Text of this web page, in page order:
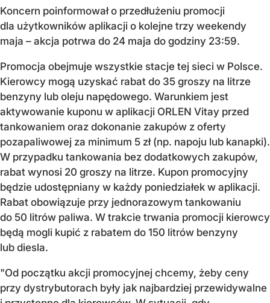
Koncern poinformował o przedłużeniu promocji
dla użytkowników aplikacji o kolejne trzy weekendy
maja – akcja potrwa do 24 maja do godziny 23:59.
Promocja obejmuje wszystkie stacje tej sieci w Polsce.
Kierowcy mogą uzyskać rabat do 35 groszy na litrze
benzyny lub oleju napędowego. Warunkiem jest
aktywowanie kuponu w aplikacji ORLEN Vitay przed
tankowaniem oraz dokonanie zakupów z oferty
pozapaliwowej za minimum 5 zł (np. napoju lub kanapki).
W przypadku tankowania bez dodatkowych zakupów,
rabat wynosi 20 groszy na litrze. Kupon promocyjny
będzie udostępniany w każdy poniedziałek w aplikacji.
Rabat obowiązuje przy jednorazowym tankowaniu
do 50 litrów paliwa. W trakcie trwania promocji kierowcy
będą mogli kupić z rabatem do 150 litrów benzyny
lub diesla.
"Od początku akcji promocyjnej chcemy, żeby ceny
przy dystrybutorach były jak najbardziej przewidywalne